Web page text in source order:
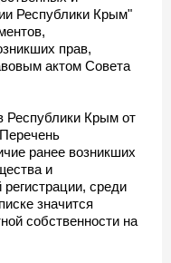
Республики Крым"
прав,
актом Совета
Республики Крым от
ранее возникших
и
среди
значится
собственности на